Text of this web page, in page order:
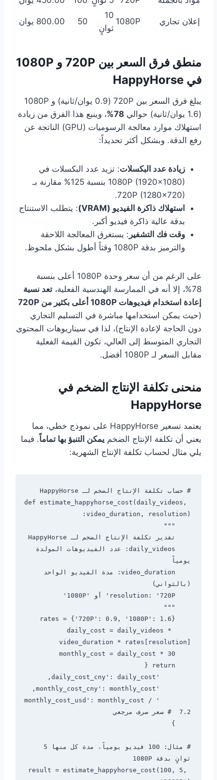
إعلان تجاري 1080P
10
ثوانٍ
50 800.00 يوان
منطق فرق السعر بين 720P و 1080P
في HappyHorse
يبلغ فرق السعر بين 720P (0.9 يوان/ثانية) و 1080P
(1.6 يوان/ثانية) حوالي
78%
، وينبع هذا الفرق من زيادة
استهلاك موارد معالجة الرسوميات (GPU) الناتجة عن
رفع الدقة. وبشكل أكثر تحديداً:
زيادة عدد البكسلات: تزيد عدد البكسلات في
1080P (1920×1080) بنسبة 125% مقارنة بـ
720P (1280×720).
استهلاك ذاكرة الفيديو (VRAM)
: يتطلب الاستنتاج
بدقة عالية ذاكرة فيديو أكبر.
وقت فك التشفير : يستغرق المعالجة اللاحقة
والترميز بدقة 1080P وقتاً أطول بشكل ملحوظ.
على الرغم من أن سعر وحدة 1080P أعلى بنسبة
78%، إلا أنه في الممارسة الهندسية الفعلية،
تعد نسبة
إعادة استخدام فيديوهات 1080P أعلى بكثير من 720P
(حيث يمكن استخدامها مباشرة في التسليم التجاري
دون الحاجة لإعادة الإنتاج)، لذا في سيناريوهات المحتوى
التجاري المتوسط إلى العالي، تكون القيمة الفعلية
مقابل السعر لـ 1080P أفضل.
منحنى تكلفة الإنتاج الضخم في
HappyHorse
يعتمد تسعير HappyHorse على نموذج خطي، مما
يعني أن تكلفة الإنتاج الضخم يمكن التنبؤ بها تماماً. فيما
يلي مثال لحساب تكلفة الإنتاج الشهرية:
def estimate_happyhorse_cost(daily_videos,
    daily_cost = daily_videos *
        'monthly_cost_usd': monthly_cost /
7.2  # سعر صرف مرجعي
result = estimate_happyhorse_cost(100, 5,